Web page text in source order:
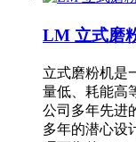
LM 立式磨
立式磨粉机是
量低、耗能高
公司多年先进
多年的潜心设